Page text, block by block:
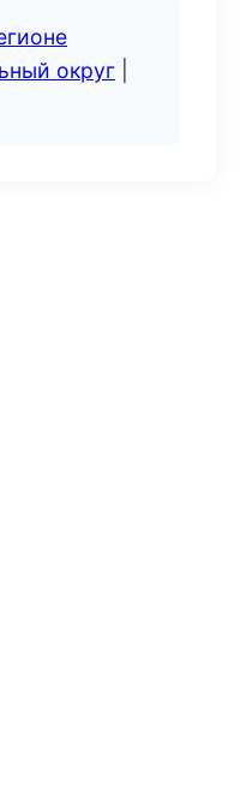
округ